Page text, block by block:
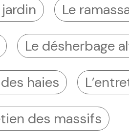
Le
Le désherbage
haies
des massifs